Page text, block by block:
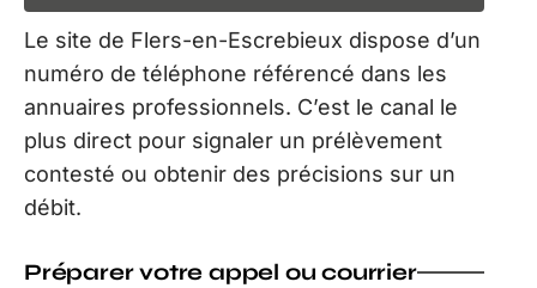
Le site de Flers-en-Escrebieux dispose d’un
numéro de téléphone référencé dans les
annuaires professionnels. C’est le canal le
plus direct pour signaler un prélèvement
contesté ou obtenir des précisions sur un
débit.
Préparer votre appel ou courrier